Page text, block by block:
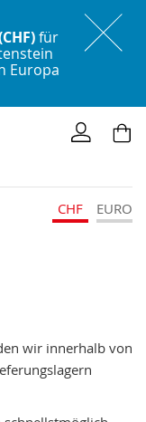
für
Europa
CHF EURO
wir innerhalb von